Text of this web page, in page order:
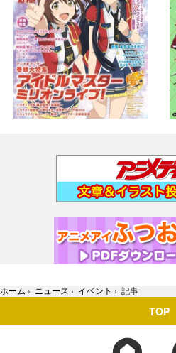
ホーム › ニュース › イベント › 記事
TOP